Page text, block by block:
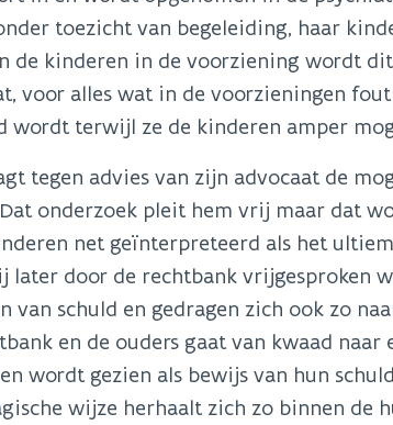
toezicht van begeleiding, haar
de kinderen in de voorziening wordt
voor alles wat in de voorzieningen
wordt terwijl ze de kinderen amper
tegen advies van zijn advocaat de
onderzoek pleit hem vrij maar dat
net geïnterpreteerd als het
later door de rechtbank vrijgesproken
van schuld en gedragen zich ook zo
en de ouders gaat van kwaad
wordt gezien als bewijs van hun
wijze herhaalt zich zo binnen de